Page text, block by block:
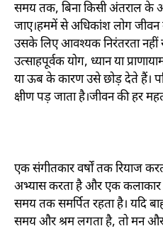
समय तक, बिना किसी अंतराल
जाए।हममें से अधिकांश लोग जीवन
उसके लिए आवश्यक निरंतरता नहीं
उत्साहपूर्वक योग, ध्यान या
या ऊब के कारण उसे छोड़ देते हैं।
क्षीण पड़ जाता है।जीवन की हर
एक संगीतकार वर्षों तक रियाज
अभ्यास करता है और एक
समय तक समर्पित रहता है। यदि
समय और श्रम लगता है, तो मन